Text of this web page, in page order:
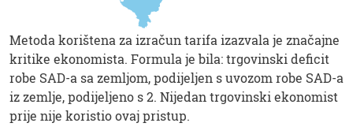
Metoda korištena za izračun tarifa izazvala je značajne
kritike ekonomista. Formula je bila: trgovinski deficit
robe SAD-a sa zemljom, podijeljen s uvozom robe SAD-a
iz zemlje, podijeljeno s 2. Nijedan trgovinski ekonomist
prije nije koristio ovaj pristup.